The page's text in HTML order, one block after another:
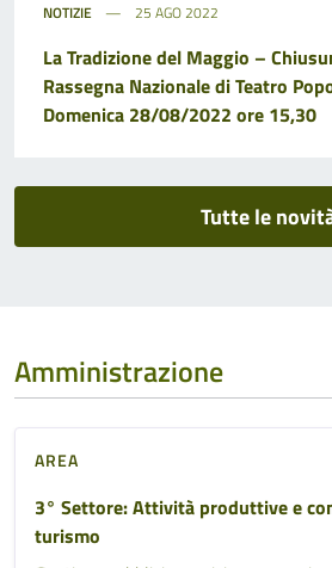
NOTIZIE 25 AGO 2022
La Tradizione del Maggio –
Rassegna Nazionale di Teatro
Domenica 28/08/2022 ore 15,30
Tutte le
Amministrazione
AREA
3° Settore: Attività produttive e
turismo